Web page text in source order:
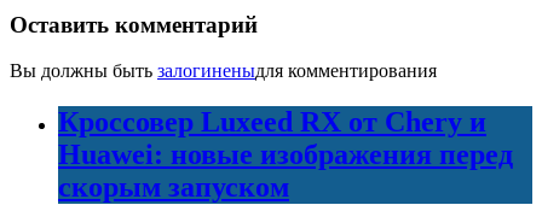
Оставить комментарий
Вы должны быть залогиненыдля комментирования
Кроссовер Luxeed RX от Chery и
Huawei: новые изображения перед
скорым запуском